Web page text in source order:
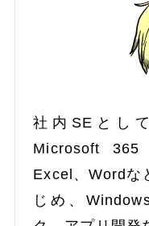
社内SEとし
Microsoft
Excel、Wordな
じめ、